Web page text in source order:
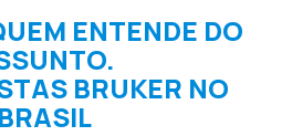
ENTENDE DO
BRUKER NO
BRASIL